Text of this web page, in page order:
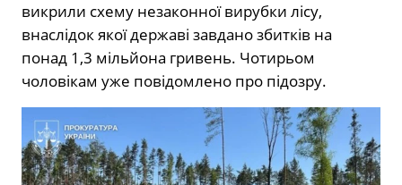
викрили схему незаконної вирубки лісу,
внаслідок якої державі завдано збитків на
понад 1,3 мільйона гривень. Чотирьом
чоловікам уже повідомлено про підозру.